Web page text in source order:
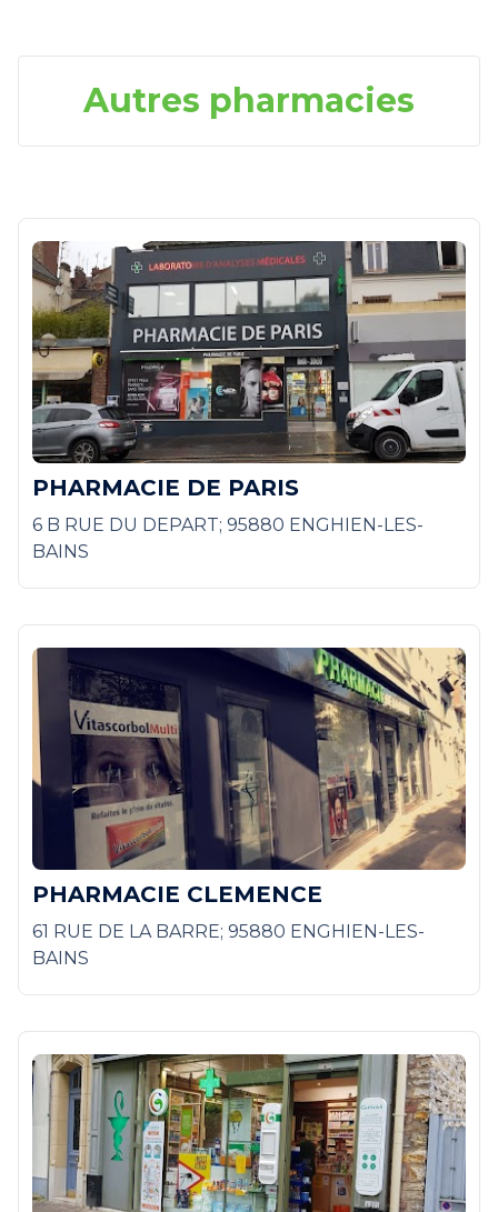
Autres pharmacies
PHARMACIE DE PARIS
6 B RUE DU DEPART; 95880 ENGHIEN-LES-
BAINS
PHARMACIE CLEMENCE
61 RUE DE LA BARRE; 95880 ENGHIEN-LES-
BAINS